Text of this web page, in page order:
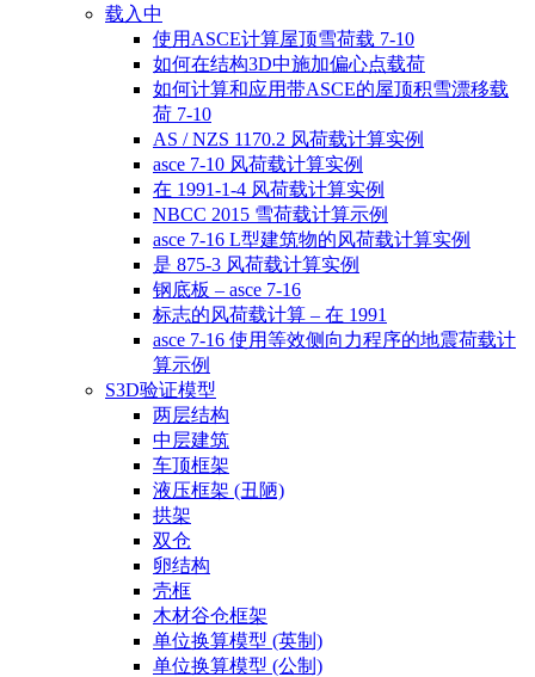
载入中
使用ASCE计算屋顶雪荷载 7-10
如何在结构3D中施加偏心点载荷
如何计算和应用带ASCE的屋顶积雪漂移载
荷 7-10
AS / NZS 1170.2 风荷载计算实例
asce 7-10 风荷载计算实例
在 1991-1-4 风荷载计算实例
NBCC 2015 雪荷载计算示例
asce 7-16 L型建筑物的风荷载计算实例
是 875-3 风荷载计算实例
钢底板 – asce 7-16
标志的风荷载计算 – 在 1991
asce 7-16 使用等效侧向力程序的地震荷载计
算示例
S3D验证模型
两层结构
中层建筑
车顶框架
液压框架 (丑陋)
拱架
双仓
卵结构
壳框
木材谷仓框架
单位换算模型 (英制)
单位换算模型 (公制)